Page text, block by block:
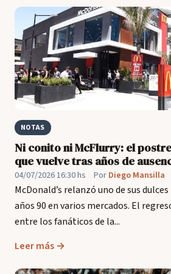
NOTAS
Ni conito ni McFlurry: el postre
que vuelve tras años de
04/07/2026 16:30 hs PorDiego Mansilla
McDonald’s relanzó uno de sus
años 90 en varios mercados. El
entre los fanáticos de la...
Leer más →